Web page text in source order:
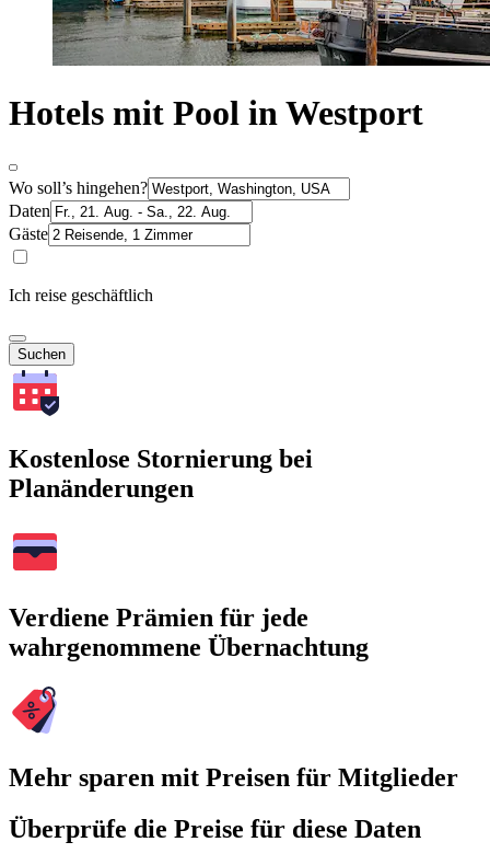
Hotels mit Pool in Westport
Wo soll’s hingehen?
Daten
Gäste
Ich reise geschäftlich
Suchen
Kostenlose Stornierung bei
Planänderungen
Verdiene Prämien für jede
wahrgenommene Übernachtung
Mehr sparen mit Preisen für Mitglieder
Überprüfe die Preise für diese Daten